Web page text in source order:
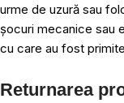
urme de uzură sau
șocuri mecanice sau
cu care au fost
Returnarea